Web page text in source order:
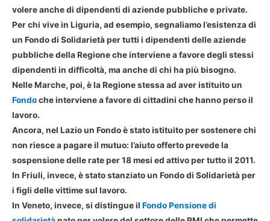
volere anche di dipendenti di aziende pubbliche e private.
Per chi vive in Liguria, ad esempio, segnaliamo l’esistenza di
un Fondo di Solidarietà per tutti i dipendenti delle aziende
pubbliche della Regione che interviene a favore degli stessi
dipendenti in difficoltà, ma anche di chi ha più bisogno.
Nelle Marche, poi, è la Regione stessa ad aver istituito un
Fondoche interviene a favore di cittadini che hanno perso il
lavoro.
Ancora, nel Lazio un Fondo è stato istituito per sostenere chi
non riesce a pagare il mutuo: l’aiuto offerto prevede la
sospensione delle rate per 18 mesi ed attivo per tutto il 2011.
In Friuli, invece, è stato stanziato un Fondo di Solidarietà per
i figli delle vittime sul lavoro.
In Veneto, invece, si distingue il Fondo Pensione di